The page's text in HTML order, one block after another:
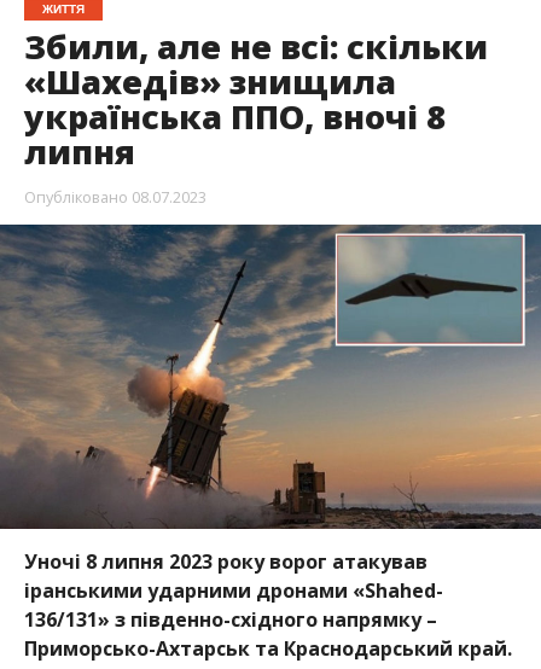
ЖИТТЯ
Збили, але не всі: скільки
«Шахедів» знищила
українська ППО, вночі 8
липня
Опубліковано 08.07.2023
Уночі 8 липня 2023 року ворог атакував
іранськими ударними дронами «Shahed-
136/131» з південно-східного напрямку –
Приморсько-Ахтарськ та Краснодарський край.